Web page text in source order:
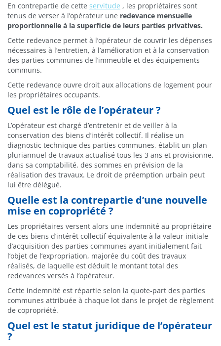
En contrepartie de cette servitude , les propriétaires sont
tenus de verser à l’opérateur une redevance mensuelle
proportionnelle à la superficie de leurs parties privatives.
Cette redevance permet à l’opérateur de couvrir les dépenses
nécessaires à l’entretien, à l’amélioration et à la conservation
des parties communes de l’immeuble et des équipements
communs.
Cette redevance ouvre droit aux allocations de logement pour
les propriétaires occupants.
Quel est le rôle de l’opérateur ?
L’opérateur est chargé d’entretenir et de veiller à la
conservation des biens d’intérêt collectif. Il réalise un
diagnostic technique des parties communes, établit un plan
pluriannuel de travaux actualisé tous les 3 ans et provisionne,
dans sa comptabilité, des sommes en prévision de la
réalisation des travaux. Le droit de préemption urbain peut
lui être délégué.
Quelle est la contrepartie d’une nouvelle
mise en copropriété ?
Les propriétaires versent alors une indemnité au propriétaire
de ces biens d’intérêt collectif équivalente à la valeur initiale
d’acquisition des parties communes ayant initialement fait
l’objet de l’expropriation, majorée du coût des travaux
réalisés, de laquelle est déduit le montant total des
redevances versés à l’opérateur.
Cette indemnité est répartie selon la quote-part des parties
communes attribuée à chaque lot dans le projet de règlement
de copropriété.
Quel est le statut juridique de l’opérateur
?